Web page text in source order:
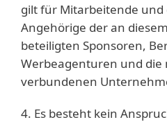
gilt für Mitarbeitende und
Angehörige der an
beteiligten Sponsoren,
Werbeagenturen und die
verbundenen
4. Es besteht kein